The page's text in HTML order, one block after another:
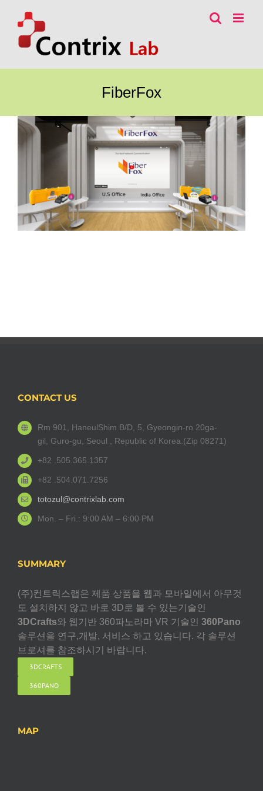
FiberFox
CONTACT US
Rm 901, HaneulShim B/D, 5, Gyeongin-ro 20ga-
gil, Guro-gu, Seoul , Republic of Korea.(Zip 08271)
+82 .505.365.1357
+82 .504.071.7256
totozul@contrixlab.com
Mon. – Fri.: 9:00 AM – 6:00 PM
SUMMARY
(주)컨트릭스랩은 제품 상품을 웹과 모바일에서 아무것
도 설치하지 않고 바로 3D로 볼 수 있는기술인
3DCrafts와 웹기반 360파노라마 VR 기술인 360Pano
솔루션을 연구,개발, 서비스 하고 있습니다. 각 솔루션
브로셔를 참조하시기 바랍니다.
3DCRAFTS
360PANO
MAP